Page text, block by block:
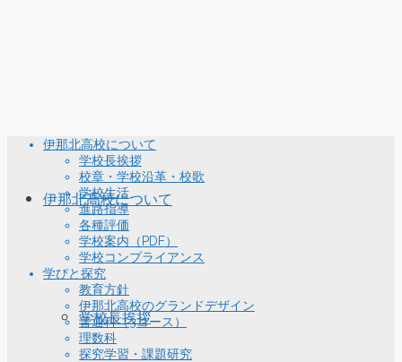
伊那北高校について
学校長挨拶
伊那北高校について
学校長挨拶
校章・学校沿革・校歌
学校生活
進路指導
各種評価
学校案内（PDF）
学校コンプライアンス
学びと探究
教育方針
伊那北高校のグランドデザイン
普通科（3コース）
理数科
探究学習・課題研究